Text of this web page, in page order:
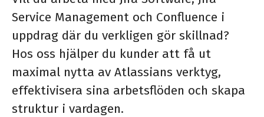
Service Management och Confluence i
uppdrag där du verkligen gör skillnad?
Hos oss hjälper du kunder att få ut
maximal nytta av Atlassians verktyg,
effektivisera sina arbetsflöden och skapa
struktur i vardagen.